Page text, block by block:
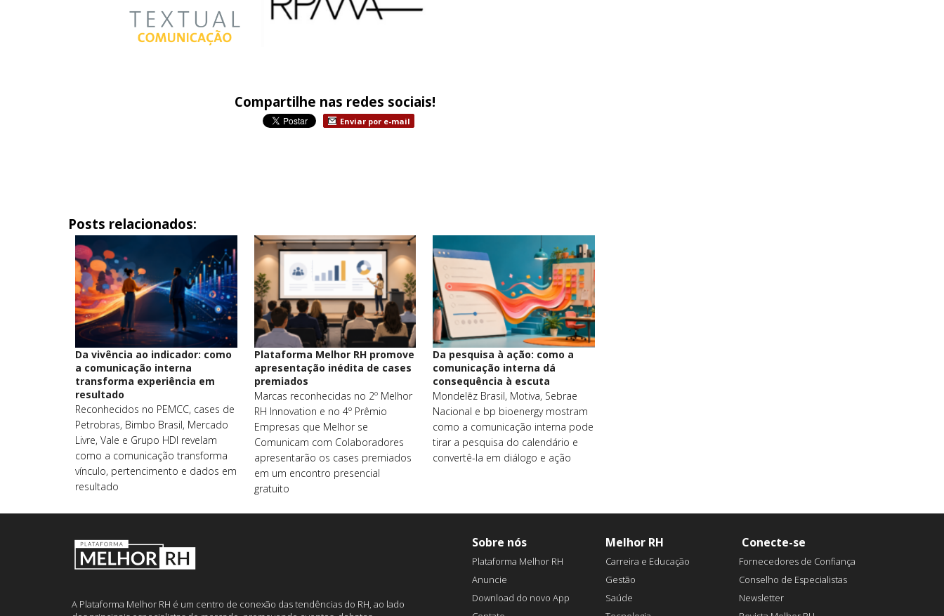
Compartilhe nas redes sociais!
Enviar por e-mail
Posts relacionados:
Da vivência ao indicador: como
a comunicação interna
transforma experiência em
resultado
Reconhecidos no PEMCC, cases de
Petrobras, Bimbo Brasil, Mercado
Livre, Vale e Grupo HDI revelam
como a comunicação transforma
vínculo, pertencimento e dados em
resultado
Plataforma Melhor RH promove
apresentação inédita de cases
premiados
Marcas reconhecidas no 2º Melhor
RH Innovation e no 4º Prêmio
Empresas que Melhor se
Comunicam com Colaboradores
apresentarão os cases premiados
em um encontro presencial
gratuito
Da pesquisa à ação: como a
comunicação interna dá
consequência à escuta
Mondelēz Brasil, Motiva, Sebrae
Nacional e bp bioenergy mostram
como a comunicação interna pode
tirar a pesquisa do calendário e
convertê-la em diálogo e ação
A Plataforma Melhor RH é um centro de conexão das tendências do RH, ao lado
Sobre nós
Plataforma Melhor RH
Anuncie
Download do novo App
Melhor RH
Carreira e Educação
Gestão
Saúde
Conecte-se
Fornecedores de Confiança
Conselho de Especialistas
Newsletter